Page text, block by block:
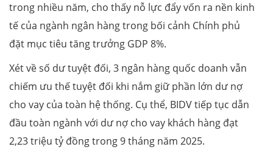
trong nhiều năm, cho thấy nỗ lực đẩy vốn ra nền kinh
tế của ngành ngân hàng trong bối cảnh Chính phủ
đặt mục tiêu tăng trưởng GDP 8%.
Xét về số dư tuyệt đối, 3 ngân hàng quốc doanh vẫn
chiếm ưu thế tuyệt đối khi nắm giữ phần lớn dư nợ
cho vay của toàn hệ thống. Cụ thể, BIDV tiếp tục dẫn
đầu toàn ngành với dư nợ cho vay khách hàng đạt
2,23 triệu tỷ đồng trong 9 tháng năm 2025.